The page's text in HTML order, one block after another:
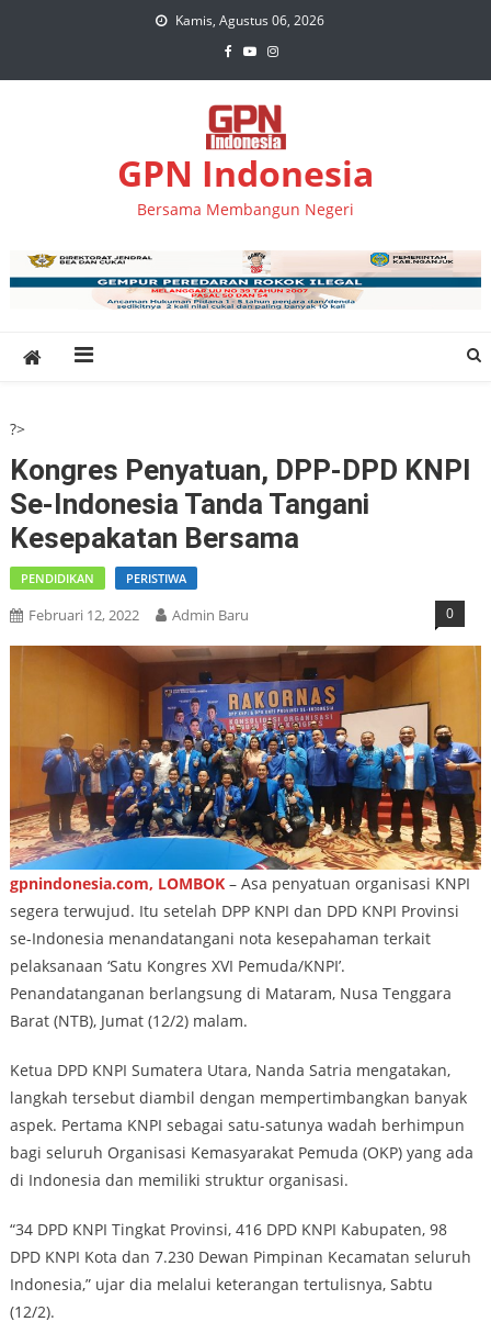
Kamis, Agustus 06, 2026
GPN Indonesia
Bersama Membangun Negeri
?>
Kongres Penyatuan, DPP-DPD KNPI
Se-Indonesia Tanda Tangani
Kesepakatan Bersama
PENDIDIKAN PERISTIWA
Februari 12, 2022 Admin Baru 0
gpnindonesia.com, LOMBOK– Asa penyatuan organisasi KNPI
segera terwujud. Itu setelah DPP KNPI dan DPD KNPI Provinsi
se-Indonesia menandatangani nota kesepahaman terkait
pelaksanaan ‘Satu Kongres XVI Pemuda/KNPI’.
Penandatanganan berlangsung di Mataram, Nusa Tenggara
Barat (NTB), Jumat (12/2) malam.
Ketua DPD KNPI Sumatera Utara, Nanda Satria mengatakan,
langkah tersebut diambil dengan mempertimbangkan banyak
aspek. Pertama KNPI sebagai satu-satunya wadah berhimpun
bagi seluruh Organisasi Kemasyarakat Pemuda (OKP) yang ada
di Indonesia dan memiliki struktur organisasi.
“34 DPD KNPI Tingkat Provinsi, 416 DPD KNPI Kabupaten, 98
DPD KNPI Kota dan 7.230 Dewan Pimpinan Kecamatan seluruh
Indonesia,” ujar dia melalui keterangan tertulisnya, Sabtu
(12/2).